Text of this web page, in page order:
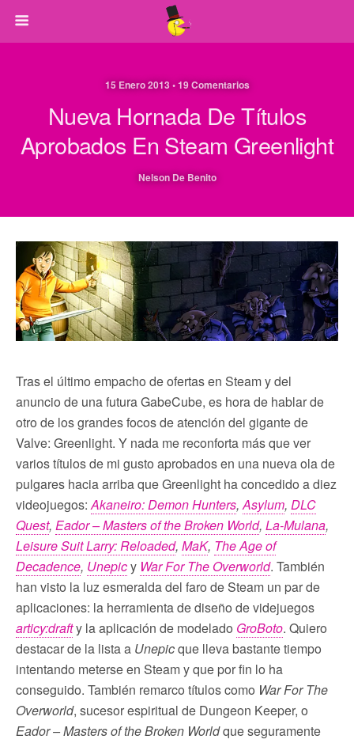
15 Enero 2013 • 19 Comentarios
Nueva Hornada De Títulos
Aprobados En Steam Greenlight
Nelson De Benito
Tras el último empacho de ofertas en Steam y del
anuncio de una futura GabeCube, es hora de hablar de
otro de los grandes focos de atención del gigante de
Valve: Greenlight. Y nada me reconforta más que ver
varios títulos de mi gusto aprobados en una nueva ola de
pulgares hacia arriba que Greenlight ha concedido a diez
videojuegos: Akaneiro: Demon Hunters, Asylum, DLC
Quest, Eador – Masters of the Broken World, La-Mulana,
Leisure Suit Larry: Reloaded, MaK, The Age of
Decadence, Unepicy War For The Overworld. También
han visto la luz esmeralda del faro de Steam un par de
aplicaciones: la herramienta de diseño de videjuegos
articy:drafty la aplicación de modelado GroBoto. Quiero
destacar de la lista a Unepicque lleva bastante tiempo
intentando meterse en Steam y que por fin lo ha
conseguido. También remarco títulos como War For The
Overworld, sucesor espiritual de Dungeon Keeper, o
Eador – Masters of the Broken Worldque seguramente